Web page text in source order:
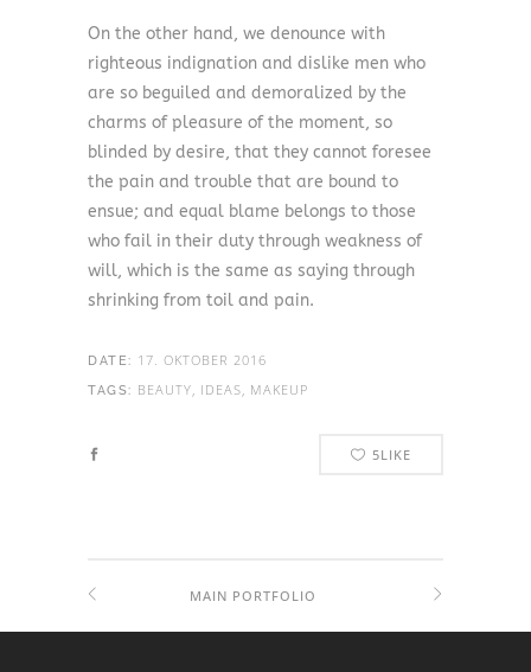
On the other hand, we denounce with
righteous indignation and dislike men who
are so beguiled and demoralized by the
charms of pleasure of the moment, so
blinded by desire, that they cannot foresee
the pain and trouble that are bound to
ensue; and equal blame belongs to those
who fail in their duty through weakness of
will, which is the same as saying through
shrinking from toil and pain.
DATE: 17. OKTOBER 2016
TAGS: BEAUTY, IDEAS, MAKEUP
5LIKE
MAIN PORTFOLIO